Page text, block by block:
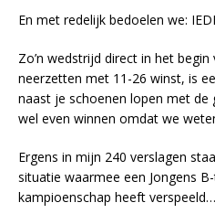
En met redelijk bedoelen we:
Zo’n wedstrijd direct in het
neerzetten met 11-26 winst, is
naast je schoenen lopen met
wel even winnen omdat we
Ergens in mijn 240 verslagen
situatie waarmee een Jongens
kampioenschap heeft